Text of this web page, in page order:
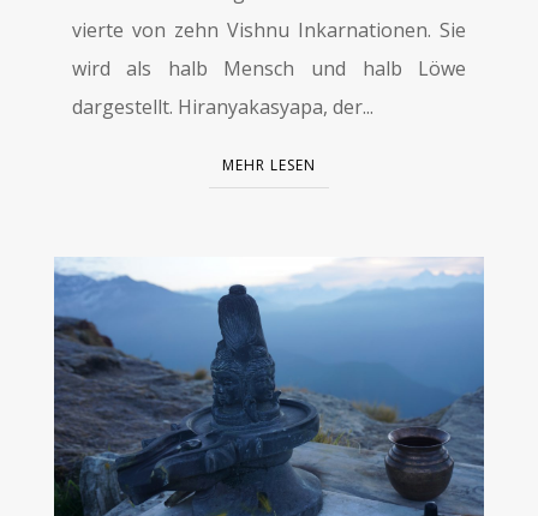
vierte von zehn Vishnu Inkarnationen. Sie
wird als halb Mensch und halb Löwe
dargestellt. Hiranyakasyapa, der...
MEHR LESEN